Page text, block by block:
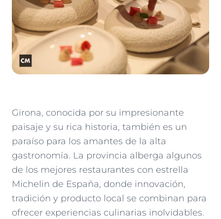
Girona, conocida por su impresionante
paisaje y su rica historia, también es un
paraíso para los amantes de la alta
gastronomía. La provincia alberga algunos
de los mejores restaurantes con estrella
Michelin de España, donde innovación,
tradición y producto local se combinan para
ofrecer experiencias culinarias inolvidables.